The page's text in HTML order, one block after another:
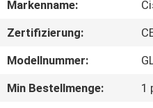
UNS
Markenname:
Zertifizierung:
Modellnummer:
Min Bestellmenge:
1